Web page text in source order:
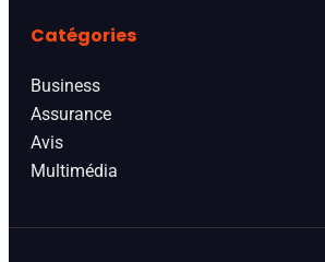
Catégories
Business
Assurance
Avis
Multimédia